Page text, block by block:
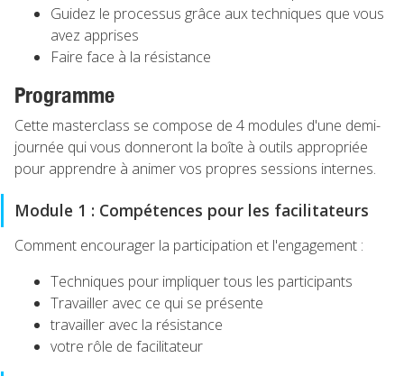
Guidez le processus grâce aux techniques que vous
avez apprises
Faire face à la résistance
Programme
Cette masterclass se compose de 4 modules d'une demi-
journée qui vous donneront la boîte à outils appropriée
pour apprendre à animer vos propres sessions internes.
Module 1 : Compétences pour les facilitateurs
Comment encourager la participation et l'engagement :
Techniques pour impliquer tous les participants
Travailler avec ce qui se présente
travailler avec la résistance
votre rôle de facilitateur